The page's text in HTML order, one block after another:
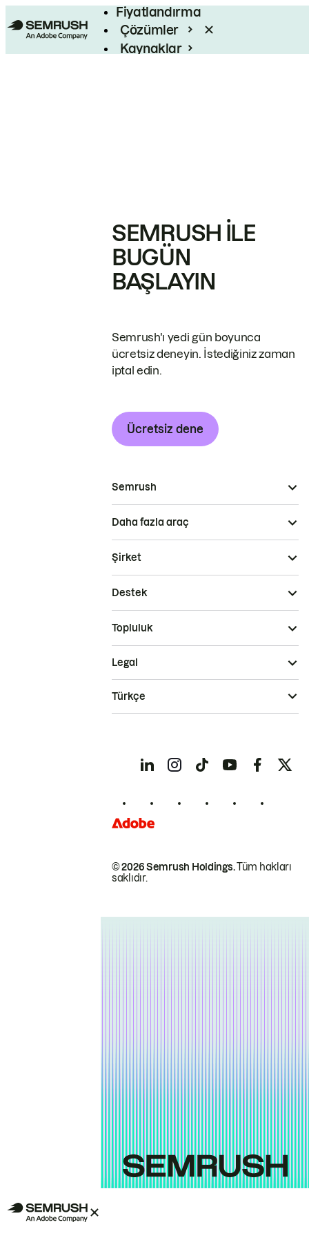
Fiyatlandırma
Çözümler
Kaynaklar
SEMRUSH ILE
BUGÜN
BAŞLAYIN
Semrush'ı yedi gün boyunca
ücretsiz deneyin. İstediğiniz zaman
iptal edin.
Ücretsiz dene
Semrush
Daha fazla araç
Şirket
Destek
Topluluk
© 2026 Semrush Holdings.Tüm hakları
saklıdır.
Legal
Türkçe